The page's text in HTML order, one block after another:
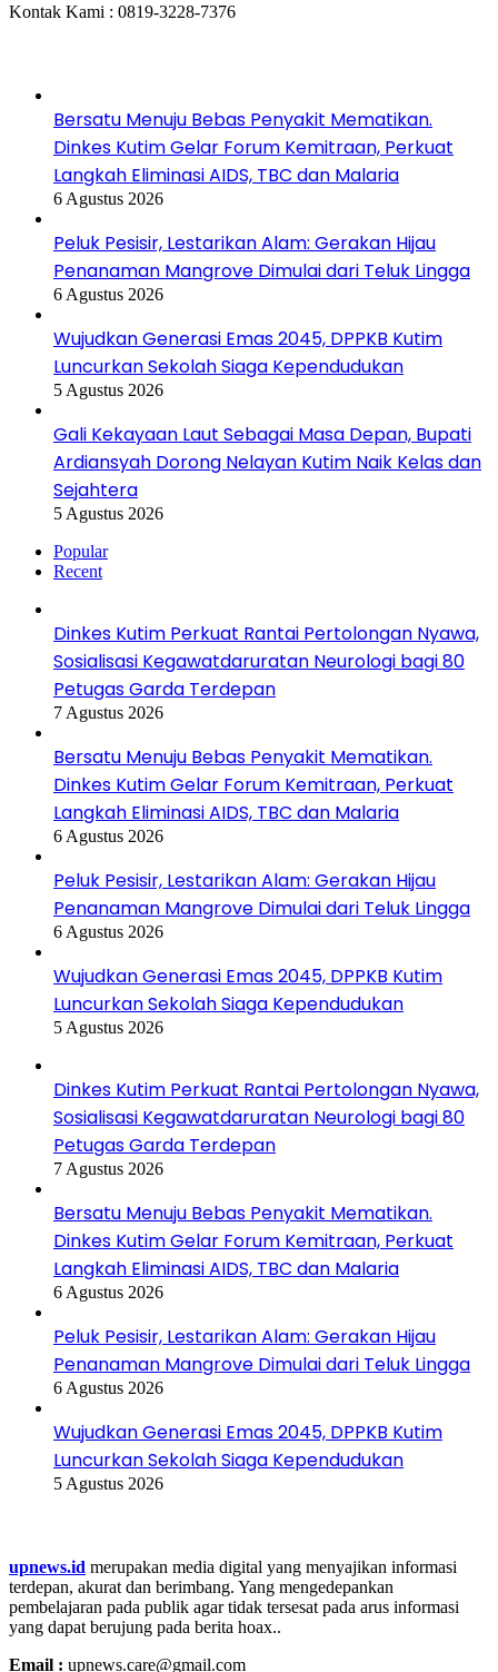
Kontak Kami : 0819-3228-7376
Bersatu Menuju Bebas Penyakit Mematikan.
Dinkes Kutim Gelar Forum Kemitraan, Perkuat
Langkah Eliminasi AIDS, TBC dan Malaria
6 Agustus 2026
Peluk Pesisir, Lestarikan Alam: Gerakan Hijau
Penanaman Mangrove Dimulai dari Teluk Lingga
6 Agustus 2026
Wujudkan Generasi Emas 2045, DPPKB Kutim
Luncurkan Sekolah Siaga Kependudukan
5 Agustus 2026
Gali Kekayaan Laut Sebagai Masa Depan, Bupati
Ardiansyah Dorong Nelayan Kutim Naik Kelas dan
Sejahtera
5 Agustus 2026
Popular
Recent
Dinkes Kutim Perkuat Rantai Pertolongan Nyawa,
Sosialisasi Kegawatdaruratan Neurologi bagi 80
Petugas Garda Terdepan
7 Agustus 2026
Bersatu Menuju Bebas Penyakit Mematikan.
Dinkes Kutim Gelar Forum Kemitraan, Perkuat
Langkah Eliminasi AIDS, TBC dan Malaria
6 Agustus 2026
Peluk Pesisir, Lestarikan Alam: Gerakan Hijau
Penanaman Mangrove Dimulai dari Teluk Lingga
6 Agustus 2026
Wujudkan Generasi Emas 2045, DPPKB Kutim
Luncurkan Sekolah Siaga Kependudukan
5 Agustus 2026
Dinkes Kutim Perkuat Rantai Pertolongan Nyawa,
Sosialisasi Kegawatdaruratan Neurologi bagi 80
Petugas Garda Terdepan
7 Agustus 2026
Bersatu Menuju Bebas Penyakit Mematikan.
Dinkes Kutim Gelar Forum Kemitraan, Perkuat
Langkah Eliminasi AIDS, TBC dan Malaria
6 Agustus 2026
Peluk Pesisir, Lestarikan Alam: Gerakan Hijau
Penanaman Mangrove Dimulai dari Teluk Lingga
6 Agustus 2026
Wujudkan Generasi Emas 2045, DPPKB Kutim
Luncurkan Sekolah Siaga Kependudukan
5 Agustus 2026
upnews.id merupakan media digital yang menyajikan informasi
terdepan, akurat dan berimbang. Yang mengedepankan
pembelajaran pada publik agar tidak tersesat pada arus informasi
yang dapat berujung pada berita hoax..
Email : upnews.care@gmail.com